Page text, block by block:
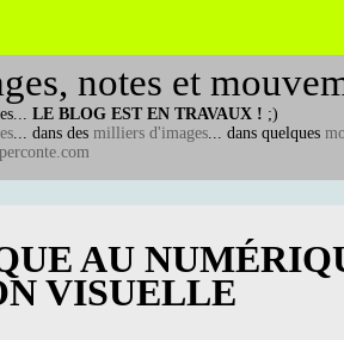
notes et
LE BLOG EST EN TRAVAUX ! ;)
... dans des milliers d'images... dans quelques
AU
VISUELLE